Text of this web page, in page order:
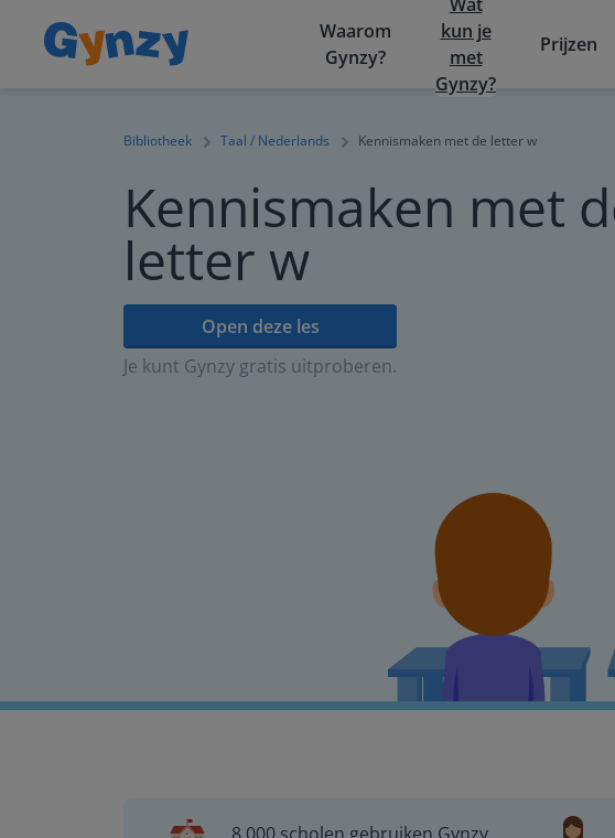
Waarom
Gynzy?
kun je
met
Gynzy?
Prijzen
Bibliotheek Taal / Nederlands Kennismaken met de letter w
Kennismaken met
letter w
Open deze les
Je kunt Gynzy gratis uitproberen.